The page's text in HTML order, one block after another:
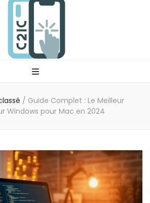
/ Guide Complet : Le Meilleur
Windows pour Mac en 2024